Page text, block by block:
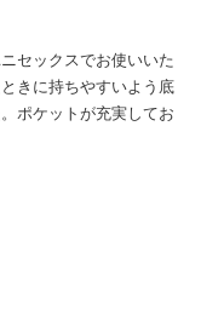
セックスでお使いいた
きに持ちやすいよう底
ポケットが充実してお